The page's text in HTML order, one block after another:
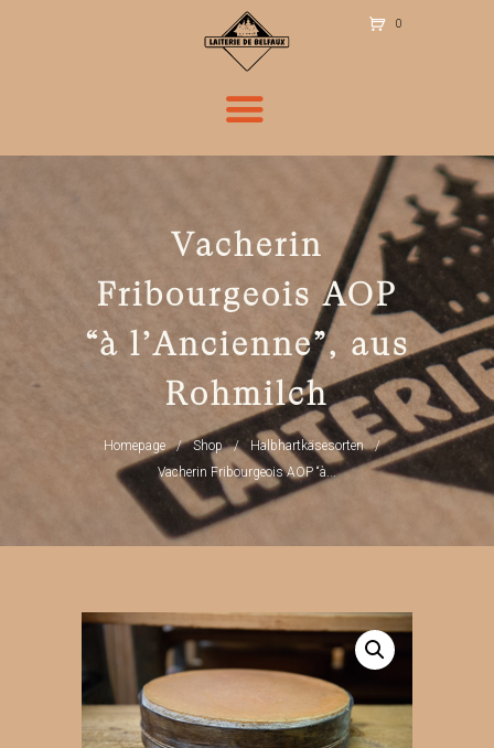
0
F 0
Vacherin
Fribourgeois AOP
“à l’Ancienne”, aus
Rohmilch
Homepage Shop
Halbhartkäsesorten
Vacherin Fribourgeois AOP “à...